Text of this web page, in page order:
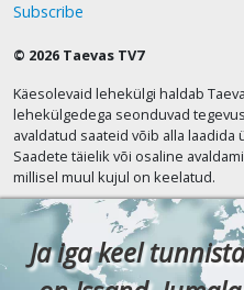
Subscribe
© 2026 Taevas TV7
Käesolevaid lehekülgi haldab
lehekülgedega seonduvad
avaldatud saateid võib alla
Saadete täielik või osaline
millisel muul kujul on keelatud.
Ja iga keel